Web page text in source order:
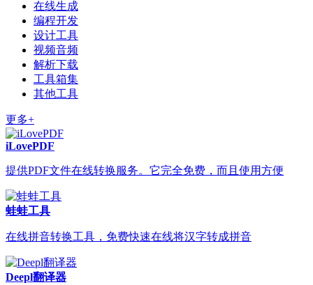
在线生成
编程开发
设计工具
视频音频
解析下载
工具箱集
其他工具
更多+
iLovePDF
提供PDF文件在线转换服务。它完全免费，而且使用方便
蛙蛙工具
在线拼音转换工具，免费快速在线将汉字转成拼音
Deepl翻译器